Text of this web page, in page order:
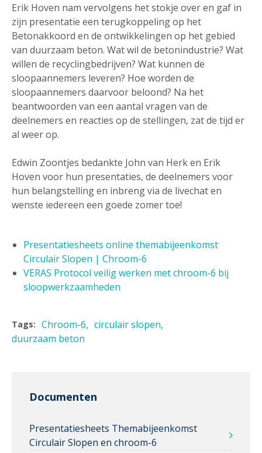
Erik Hoven nam vervolgens het stokje over en gaf in
zijn presentatie een terugkoppeling op het
Betonakkoord en de ontwikkelingen op het gebied
van duurzaam beton. Wat wil de betonindustrie? Wat
willen de recyclingbedrijven? Wat kunnen de
sloopaannemers leveren? Hoe worden de
sloopaannemers daarvoor beloond? Na het
beantwoorden van een aantal vragen van de
deelnemers en reacties op de stellingen, zat de tijd er
al weer op.
Edwin Zoontjes bedankte John van Herk en Erik
Hoven voor hun presentaties, de deelnemers voor
hun belangstelling en inbreng via de livechat en
wenste iedereen een goede zomer toe!
Presentatiesheets online themabijeenkomst
Circulair Slopen | Chroom-6
VERAS Protocol veilig werken met chroom-6 bij
sloopwerkzaamheden
Tags: Chroom-6
circulair slopen
duurzaam beton
Documenten
Presentatiesheets Themabijeenkomst
Circulair Slopen en chroom-6